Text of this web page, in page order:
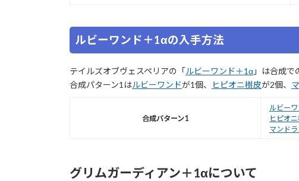
ルビーワンド＋1αの入手方法
テイルズオブヴェスペリアの「ルビーワンド＋1α 」は合成で
合成パターン1はルビーワンドが1個、 ヒピオニ樹皮が2個、
合成パターン1
ルビーワ
ヒピオ
マンド
グリムガーディアン＋1αについて